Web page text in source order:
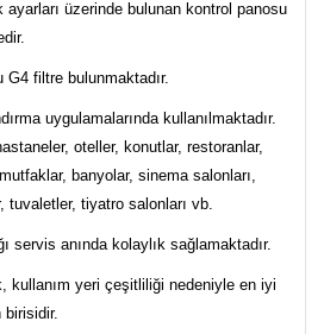
ayarları üzerinde bulunan kontrol panosu
filtre bulunmaktadır.
uygulamalarında kullanılmaktadır.
oteller, konutlar, restoranlar,
banyolar, sinema salonları,
tuvaletler, tiyatro salonları vb.
servis anında kolaylık sağlamaktadır.
kullanım yeri çeşitliliği nedeniyle en iyi
birisidir.